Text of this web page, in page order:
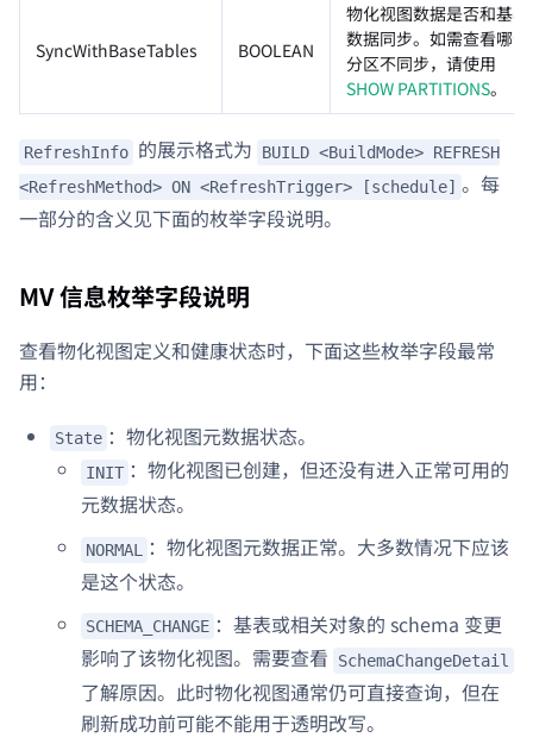
SyncWithBaseTables BOOLEAN
物化视图数据是否和基表
数据同步。如需查看哪个
分区不同步，请使用
SHOW PARTITIONS。
RefreshInfo 的展示格式为
BUILD <BuildMode> REFRESH
<RefreshMethod> ON <RefreshTrigger> [schedule] 。每
一部分的含义见下面的枚举字段说明。
MV 信息枚举字段说明
查看物化视图定义和健康状态时，下面这些枚举字段最常
用：
State ：物化视图元数据状态。
INIT ：物化视图已创建，但还没有进入正常可用的
元数据状态。
NORMAL
：物化视图元数据正常。大多数情况下应该
是这个状态。
SCHEMA_CHANGE ：基表或相关对象的 schema 变更
影响了该物化视图。需要查看
SchemaChangeDetail
了解原因。此时物化视图通常仍可直接查询，但在
刷新成功前可能不能用于透明改写。